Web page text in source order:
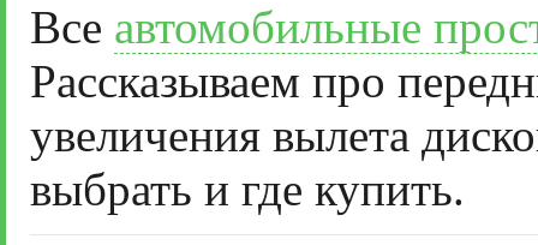
Все автомобильные
Рассказываем про
увеличения вылета
выбрать и где купить.